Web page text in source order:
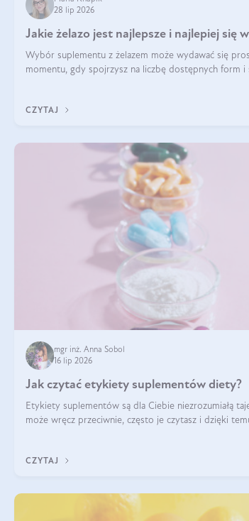
28 lip 2026
Jakie żelazo jest najlepsze i najlepiej się
Wybór suplementu z żelazem może wydawać się
momentu, gdy spojrzysz na liczbę dostępnych form i
suplement?
CZYTAJ
mgr inż. Anna Sobol
16 lip 2026
Jak czytać etykiety suplementów diety?
Etykiety suplementów są dla Ciebie niezrozumiałą
może wręcz przeciwnie, często je czytasz i dzięki
CZYTAJ